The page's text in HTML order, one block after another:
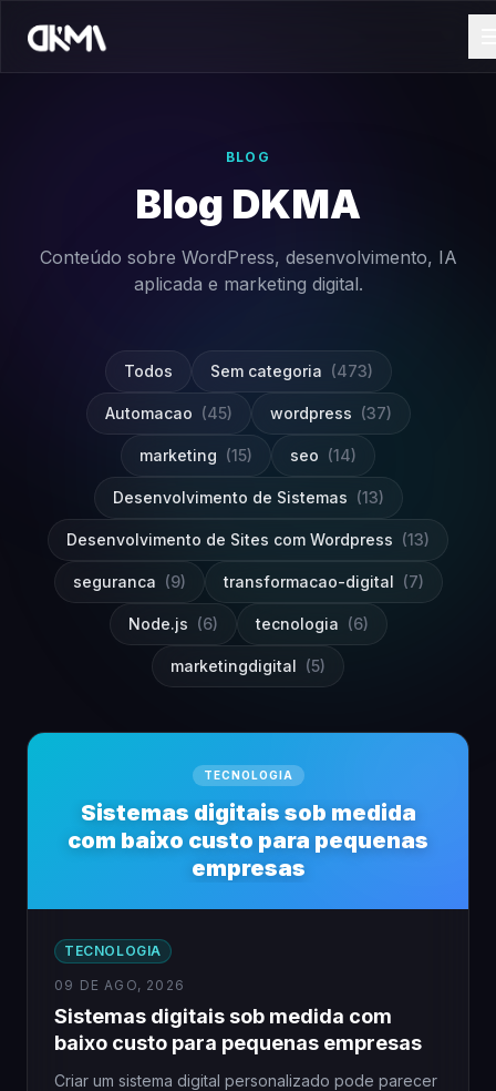
BLOG
Blog DKMA
Conteúdo sobre WordPress, desenvolvimento, IA
aplicada e marketing digital.
Todos Sem categoria (473)
Automacao (45) wordpress (37)
marketing (15) seo (14)
Desenvolvimento de Sistemas (13)
Desenvolvimento de Sites com Wordpress (13)
seguranca (9) transformacao-digital (7)
Node.js (6) tecnologia (6)
marketingdigital (5)
TECNOLOGIA
Sistemas digitais sob medida
com baixo custo para pequenas
empresas
TECNOLOGIA
09 DE AGO, 2026
Sistemas digitais sob medida com
baixo custo para pequenas empresas
Criar um sistema digital personalizado pode parecer